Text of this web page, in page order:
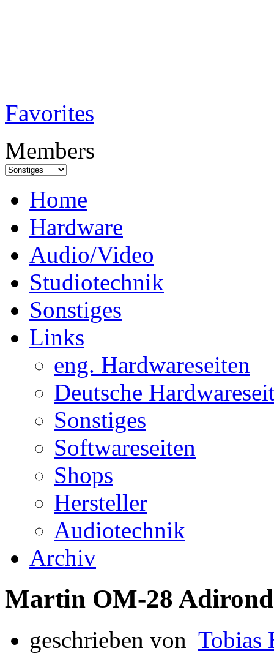
Favorites
Members
Home
Hardware
Audio/Video
Studiotechnik
Sonstiges
Links
eng. Hardwareseiten
Deutsche
Sonstiges
Softwareseiten
Shops
Hersteller
Audiotechnik
Archiv
Martin OM-28
geschrieben von Tobias